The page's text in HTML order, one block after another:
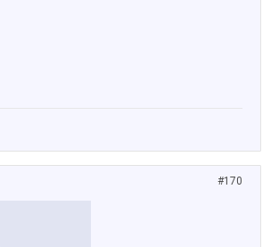
#170